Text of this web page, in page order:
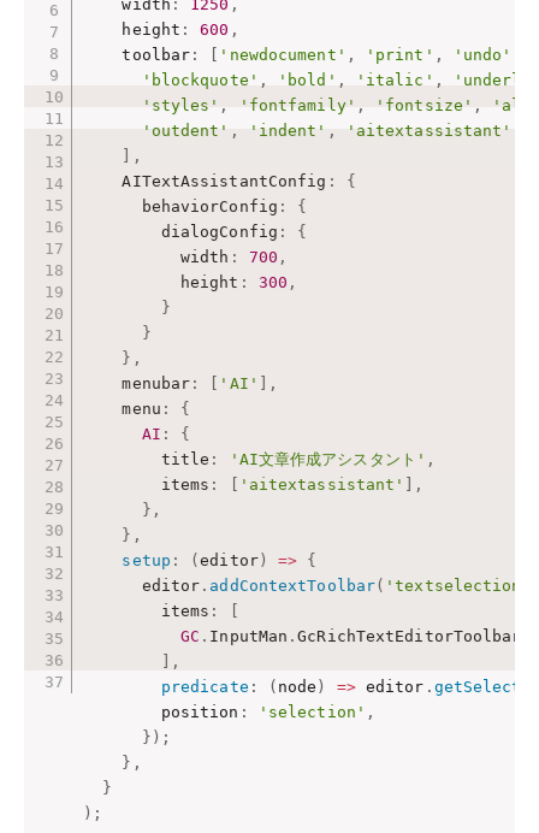
    width
: 1250 ,
    height
: 600 ,
    toolbar
: 'newdocument' , 'print' , 'undo'
'blockquote' , 'bold' , 'italic' ,
'styles' , 'fontfamily' , 'fontsize' ,
'outdent' , 'indent' ,
'aitextassistant'
,
    AITextAssistantConfig
:
{
      behaviorConfig
:
{
        dialogConfig
:
{
          width
: 700 ,
          height
: 300 ,
}
}
} ,
    menubar
: 'AI'
,
    menu
:
{
AI :
{
        title
: 'AI文章作成アシスタント' ,
        items
: 'aitextassistant'
,
} ,
} ,
setup : (editor) => {
      editor
. addContextToolbar( 'textselection'
        items
:
GC . InputMan .
,
predicate : ( node ) => editor .
        position
: 'selection' ,
} ) ;
} ,
}
) ;